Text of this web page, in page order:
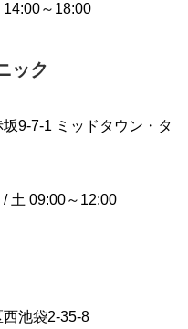
～18:00
ック
9-7-1 ミッドタウン・タ
土 09:00～12:00
池袋2-35-8